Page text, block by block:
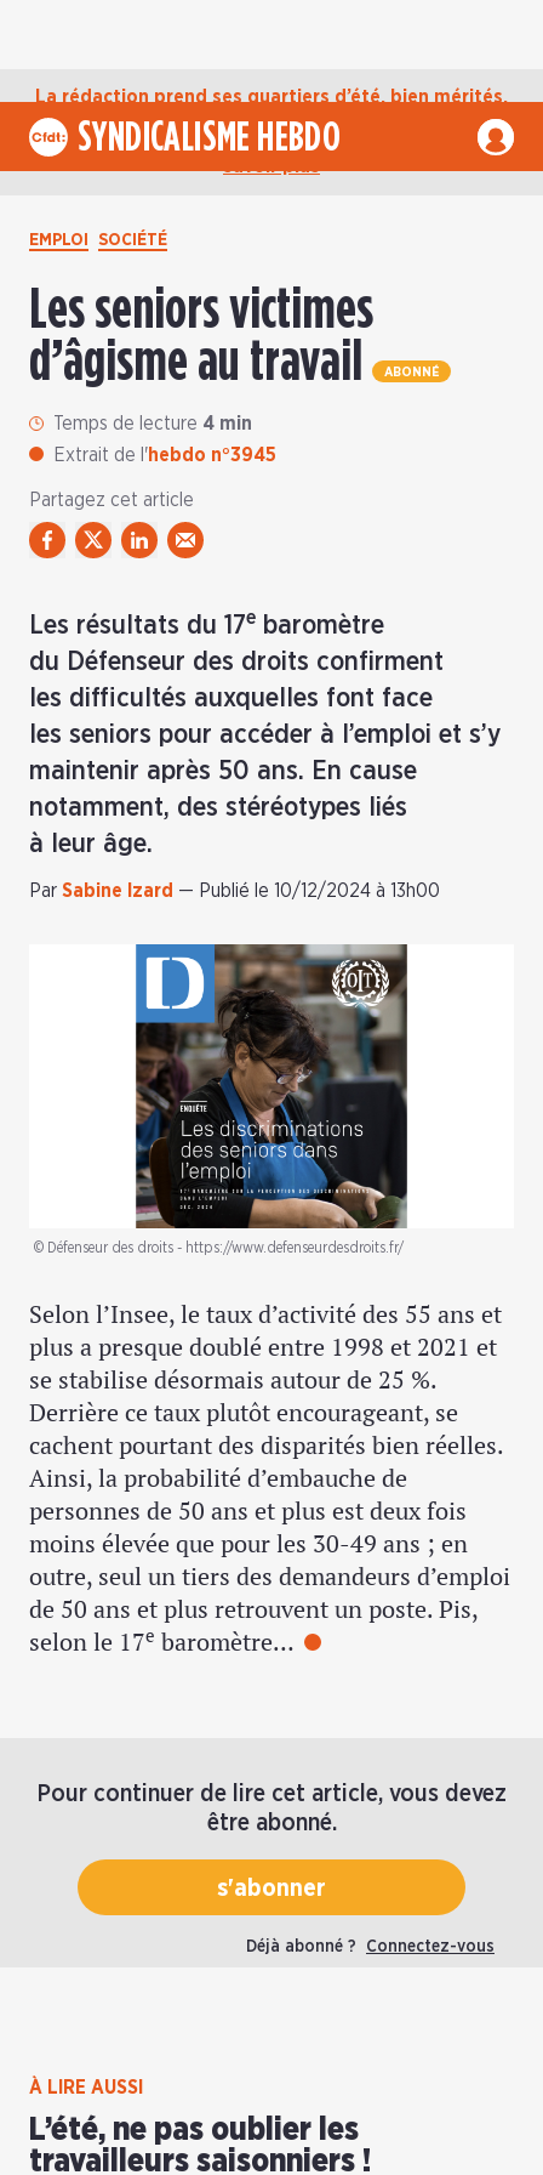
La rédaction prend ses quartiers d’été, bien mérités,
jusqu’au mardi 1er septembre. D’ici là, retrouvez
l’actualité de la CFDT sur notre compte Bluesky. En
SYNDICALISME HEBDO
EMPLOI SOCIÉTÉ
Les seniors victimes
d’âgisme au travail
ABONNÉ
Temps de lecture 4 min
Extrait de l'hebdo n°3945
Partagez cet article
Les résultats du 17e baromètre
du Défenseur des droits confirment
les difficultés auxquelles font face
les seniors pour accéder à l’emploi et s’y
maintenir après 50 ans. En cause
notamment, des stéréotypes liés
à leur âge.
Par Sabine Izard — Publié le 10/12/2024 à 13h00
© Défenseur des droits - https://www.defenseurdesdroits.fr/
Selon l’Insee, le taux d’activité des 55 ans et
plus a presque doublé entre 1998 et 2021 et
se stabilise désormais autour de 25 %.
Derrière ce taux plutôt encourageant, se
cachent pourtant des disparités bien réelles.
Ainsi, la probabilité d’embauche de
personnes de 50 ans et plus est deux fois
moins élevée que pour les 30-49 ans ; en
outre, seul un tiers des demandeurs d’emploi
de 50 ans et plus retrouvent un poste. Pis,
selon le 17e baromètre…
Pour continuer de lire cet article, vous devez
être abonné.
s'abonner
Déjà abonné ? Connectez-vous
À LIRE AUSSI
L’été, ne pas oublier les
travailleurs saisonniers !